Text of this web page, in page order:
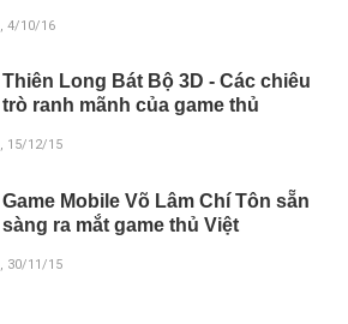
, 4/10/16
Thiên Long Bát Bộ 3D - Các chiêu
trò ranh mãnh của game thủ
, 15/12/15
Game Mobile Võ Lâm Chí Tôn sẵn
sàng ra mắt game thủ Việt
, 30/11/15